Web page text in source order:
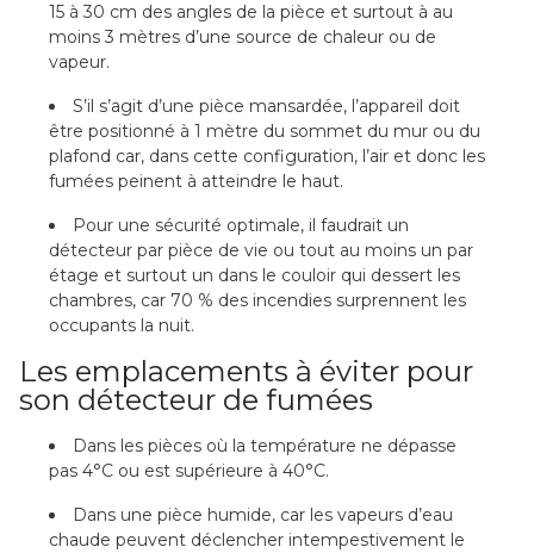
15 à 30 cm des angles de la pièce et surtout à au
moins 3 mètres d’une source de chaleur ou de
vapeur.
S’il s’agit d’une pièce mansardée, l’appareil doit
être positionné à 1 mètre du sommet du mur ou du
plafond car, dans cette configuration, l’air et donc les
fumées peinent à atteindre le haut.
Pour une sécurité optimale, il faudrait un
détecteur par pièce de vie ou tout au moins un par
étage et surtout un dans le couloir qui dessert les
chambres, car 70 % des incendies surprennent les
occupants la nuit.
Les emplacements à éviter pour
son détecteur de fumées
Dans les pièces où la température ne dépasse
pas 4°C ou est supérieure à 40°C.
Dans une pièce humide, car les vapeurs d’eau
chaude peuvent déclencher intempestivement le